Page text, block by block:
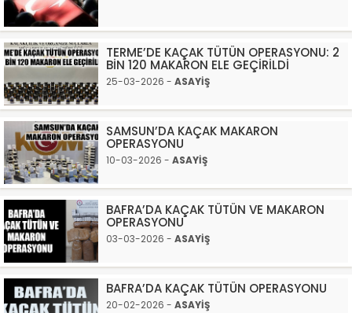
TERME’DE KAÇAK TÜTÜN OPERASYONU: 2
BİN 120 MAKARON ELE GEÇİRİLDİ
25-03-2026 - ASAYİŞ
SAMSUN’DA KAÇAK MAKARON
OPERASYONU
10-03-2026 - ASAYİŞ
BAFRA’DA KAÇAK TÜTÜN VE MAKARON
OPERASYONU
03-03-2026 - ASAYİŞ
BAFRA’DA KAÇAK TÜTÜN OPERASYONU
20-02-2026 - ASAYİŞ